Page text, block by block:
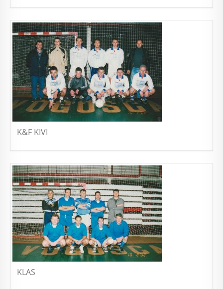
K&F KIVI
KLAS